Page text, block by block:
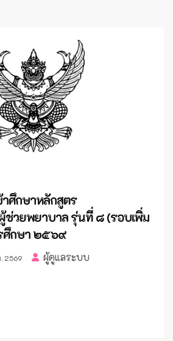
ศึกษาหลักสูตร
วยพยาบาล รุ่นที่ ๘ (รอบเพิ่ม
ศึกษา ๒๕๖๙
2569 ผู้ดูแลระบบ